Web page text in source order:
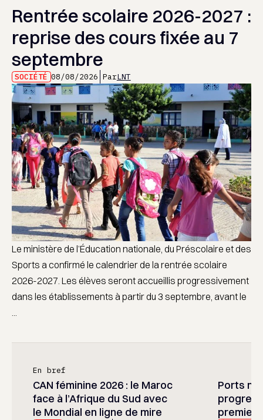
Rentrée scolaire 2026-2027 :
reprise des cours fixée au 7
septembre
SOCIÉTÉ 08/08/2026 ParLNT
Le ministère de l’Éducation nationale, du Préscolaire et des
Sports a confirmé le calendrier de la rentrée scolaire
2026-2027. Les élèves seront accueillis progressivement
dans les établissements à partir du 3 septembre, avant le
...
En bref
CAN féminine 2026 : le Maroc
face à l’Afrique du Sud avec
le Mondial en ligne de mire
Ports
premier